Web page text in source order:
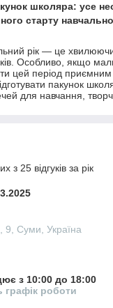
школяра: усе
старту
рік — це
Особливо, якщо
цей період приємним
пакунок
для навчання,
з 25 відгуків за рік
9, Суми, Україна
з 10:00 до 18:00
графік роботи